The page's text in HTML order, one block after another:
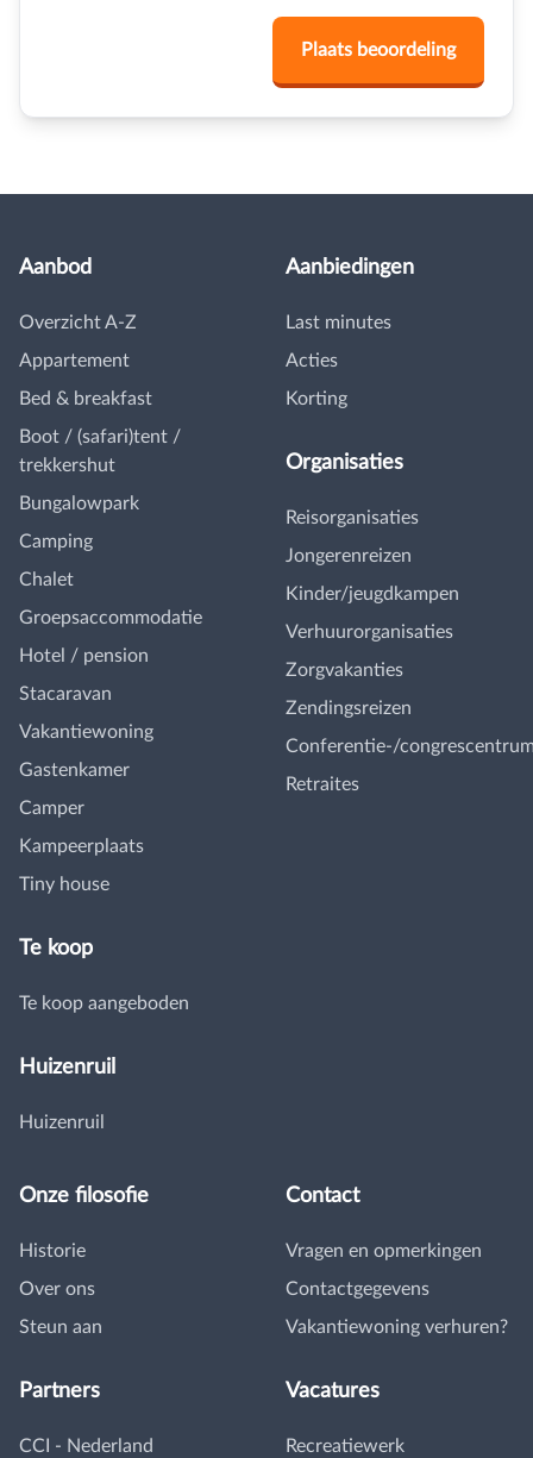
Aanbod
Overzicht A-Z
Appartement
Bed & breakfast
Boot / (safari)tent /
trekkershut
Bungalowpark
Camping
Chalet
Groepsaccommodatie
Hotel / pension
Stacaravan
Vakantiewoning
Gastenkamer
Camper
Kampeerplaats
Tiny house
Te koop
Te koop aangeboden
Huizenruil
Huizenruil
Aanbiedingen
Last minutes
Acties
Korting
Organisaties
Reisorganisaties
Jongerenreizen
Kinder/jeugdkampen
Verhuurorganisaties
Zorgvakanties
Zendingsreizen
Conferentie-/
Retraites
Onze filosofie
Historie
Over ons
Steun aan
Partners
CCI - Nederland
Contact
Vragen en opmerkingen
Contactgegevens
Vakantiewoning verhuren?
Vacatures
Recreatiewerk